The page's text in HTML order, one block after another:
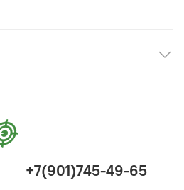
+7(901)745-49-65